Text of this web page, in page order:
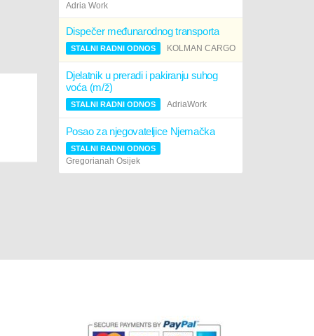
Adria Work
Dispečer međunarodnog transporta
STALNI RADNI ODNOS KOLMAN CARGO
Djelatnik u preradi i pakiranju suhog
voća (m/ž)
STALNI RADNI ODNOS AdriaWork
Posao za njegovateljice Njemačka
STALNI RADNI ODNOS
Gregorianah Osijek